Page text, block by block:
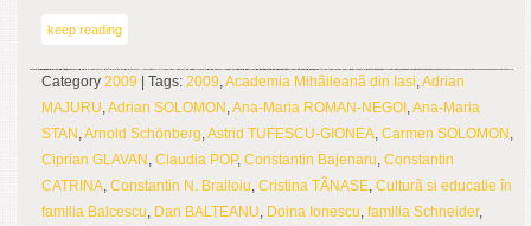
keep reading
Category 2009 | Tags: 2009,Academia Mihãileanã din Iasi,Adrian
MAJURU,Adrian SOLOMON ,Ana-Maria ROMAN-NEGOI ,Ana-Maria
STAN ,Arnold Schönberg,Astrid TUFESCU-GIONEA, Carmen SOLOMON ,
Ciprian GLAVAN , Claudia POP, Constantin Bajenaru, Constantin
CATRINA, Constantin N. Brailoiu, Cristina TÃNASE, Culturã si educatie în
familia Balcescu, Dan BALTEANU, Doina Ionescu, familia Schneider,